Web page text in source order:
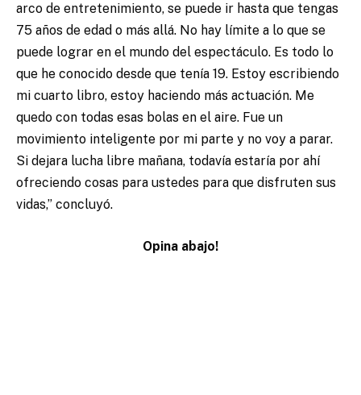
arco de entretenimiento, se puede ir hasta que tengas
75 años de edad o más allá. No hay límite a lo que se
puede lograr en el mundo del espectáculo. Es todo lo
que he conocido desde que tenía 19. Estoy escribiendo
mi cuarto libro, estoy haciendo más actuación. Me
quedo con todas esas bolas en el aire. Fue un
movimiento inteligente por mi parte y no voy a parar.
Si dejara lucha libre mañana, todavía estaría por ahí
ofreciendo cosas para ustedes para que disfruten sus
vidas,” concluyó.
Opina abajo!